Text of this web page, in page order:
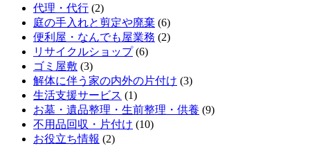
代理・代行 (2)
庭の手入れと剪定や廃棄 (6)
便利屋・なんでも屋業務 (2)
リサイクルショップ(6)
ゴミ屋敷 (3)
解体に伴う家の内外の片付け (3)
生活支援サービス (1)
お墓・遺品整理・生前整理・供養 (9)
不用品回収・片付け (10)
お役立ち情報 (2)